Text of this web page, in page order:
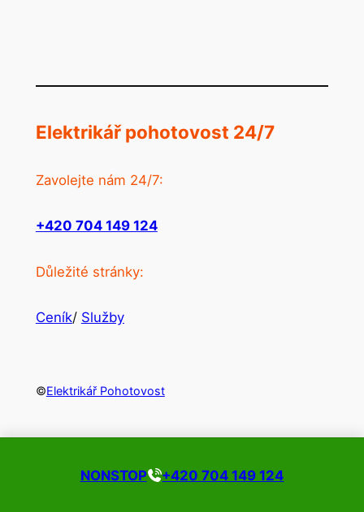
NONSTOP +420 704 149 124
Elektrikář pohotovost 24/7
Zavolejte nám 24/7:
+420 704 149 124
Důležité stránky:
Ceník/ Služby
©Elektrikář Pohotovost